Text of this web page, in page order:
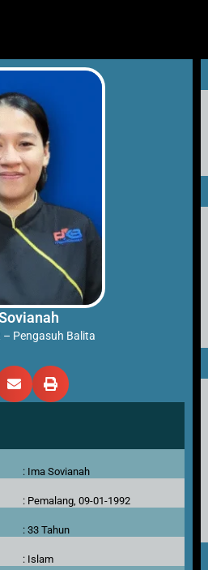
– Pengasuh Balita
: Ima Sovianah
: Pemalang, 09-01-1992
: 33 Tahun
: Islam